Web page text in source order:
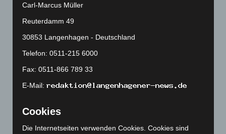
Mai 2023(139)
April 2023(155)
März 2023(174)
Februar 2023(154)
Januar 2023 (140)
Oktober 2022
September 2022(205)
Carl-Marcus Müller
Reuterdamm 49
30853 Langenhagen - Deutschland
Telefon: 0511-215 6000
Fax: 0511-866 789 33
E-Mail:
Cookies
Die Internetseiten verwenden Cookies. Cookies sind